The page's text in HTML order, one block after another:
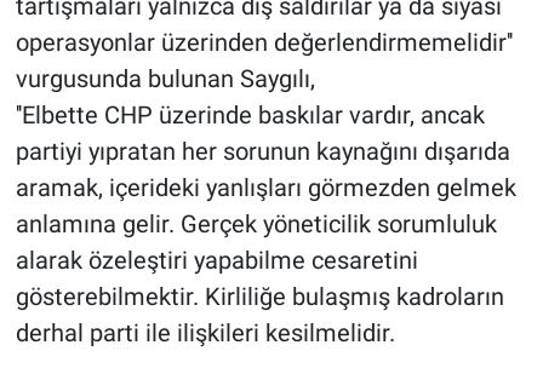
tartışmaları yalnızca dış saldırılar ya da siyasi
operasyonlar üzerinden değerlendirmemelidir''
vurgusunda bulunan Saygılı,
''Elbette CHP üzerinde baskılar vardır, ancak
partiyi yıpratan her sorunun kaynağını dışarıda
aramak, içerideki yanlışları görmezden gelmek
anlamına gelir. Gerçek yöneticilik sorumluluk
alarak özeleştiri yapabilme cesaretini
gösterebilmektir. Kirliliğe bulaşmış kadroların
derhal parti ile ilişkileri kesilmelidir.